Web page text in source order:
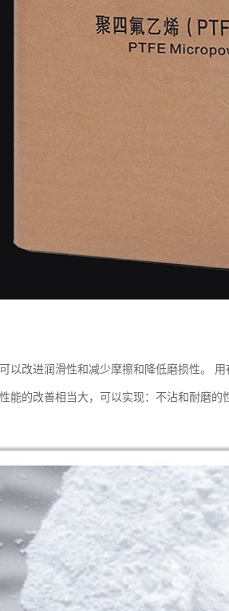
以改进润滑性和减少摩擦和降低磨损性。
能的改善相当大，可以实现：不沾和耐磨